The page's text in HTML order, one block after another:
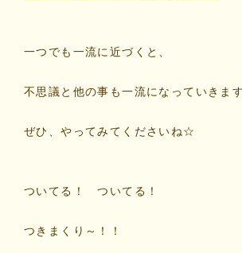
一つでも一流に近づくと、
不思議と他の事も一流になっていきます
ぜひ、やってみてくださいね☆
ついてる！ ついてる！
つきまくり～！！